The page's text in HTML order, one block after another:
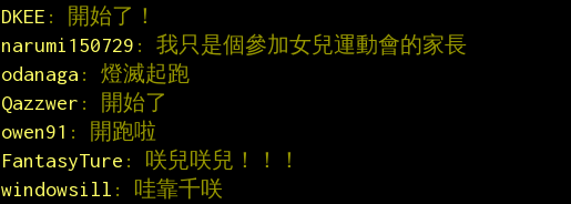
DKEE : 開始了！
narumi150729 : 我只是個參加女兒運動會的家長
odanaga : 燈滅起跑
Qazzwer : 開始了
owen91 : 開跑啦
FantasyTure : 咲兒咲兒！！！
windowsill : 哇靠千咲